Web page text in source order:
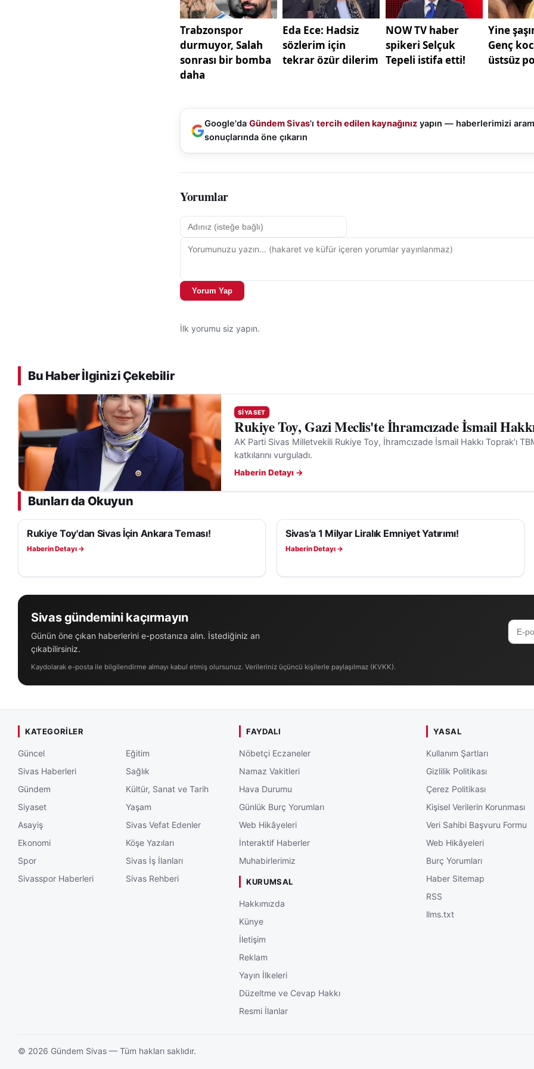
Google'da Gündem Sivas'ı tercih edilen kaynağınız yapın — haberlerimizi
sonuçlarında öne çıkarın
Yorumlar
Yorum Yap
İlk yorumu siz yapın.
Bu Haber İlginizi Çekebilir
SIYASET
Rukiye Toy, Gazi Meclis'te İhramcızade İsmail
AK Parti Sivas Milletvekili Rukiye Toy, İhramcızade İsmail Hakkı Toprak'ı
katkılarını vurguladı.
Haberin Detayı →
Bunları da Okuyun
SIYASET
Rukiye Toy'dan Sivas İçin Ankara Teması!
Haberin Detayı →
SIYASET
Sivas'a 1 Milyar Liralık Emniyet Yatırımı!
Haberin Detayı →
Sivas gündemini kaçırmayın
Günün öne çıkan haberlerini e-postanıza alın. İstediğiniz an
çıkabilirsiniz.
Kaydolarak e-posta ile bilgilendirme almayı kabul etmiş olursunuz. Verileriniz üçüncü kişilerle paylaşılmaz (KVKK).
KATEGORILER
Güncel
Sivas Haberleri
Gündem
Siyaset
Asayiş
Ekonomi
Spor
Sivasspor Haberleri
Eğitim
Sağlık
Kültür, Sanat ve Tarih
Yaşam
Sivas Vefat Edenler
Köşe Yazıları
Sivas İş İlanları
Sivas Rehberi
FAYDALI
Nöbetçi Eczaneler
Namaz Vakitleri
Hava Durumu
Günlük Burç Yorumları
Web Hikâyeleri
İnteraktif Haberler
Muhabirlerimiz
KURUMSAL
Hakkımızda
Künye
İletişim
Reklam
Yayın İlkeleri
Düzeltme ve Cevap Hakkı
Resmi İlanlar
YASAL
Kullanım Şartları
Gizlilik Politikası
Çerez Politikası
Kişisel Verilerin Korunması
Veri Sahibi Başvuru Formu
Web Hikâyeleri
Burç Yorumları
Haber Sitemap
RSS
llms.txt
© 2026 Gündem Sivas — Tüm hakları saklıdır.